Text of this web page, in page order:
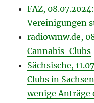
FAZ,
Vereinigungen
radiowmw.de,
Cannabis-Clubs
Sächsische,
Clubs in
wenige Anträge